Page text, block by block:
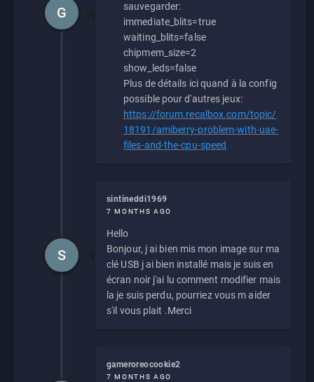
sauvegarder:
immediate_blits=true
waiting_blits=false
chipmem_size=2
show_leds=false
Plus de détails ici quand à la config
possible pour d'autres jeux:
https://forum.recalbox.com/topic/
18191/amiberry-problem-with-uae-
files-and-the-cpu-speed
G
sintineddi1969
7 MONTHS AGO
Hello
Bonjour, j ai bien mis mon image sur ma
clé USB j ai bien installé mais je suis en
écran noir j'ai lu comment modifier mais
la je suis perdu, pourriez vous m aider
s'il vous plait .Merci
S
gameroreocookie2
7 MONTHS AGO